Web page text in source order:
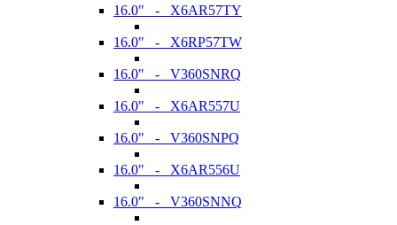
16.0" - X6AR57TY
16.0" - X6RP57TW
16.0" - V360SNRQ
16.0" - X6AR557U
16.0" - V360SNPQ
16.0" - X6AR556U
16.0" - V360SNNQ